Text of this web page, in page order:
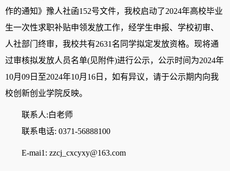
作的通知》豫人社函152号文件，我校启动了2024年高校毕业
生一次性求职补贴申领发放工作，经学生申报、学校初审、
人社部门终审，我校共有2631 名同学拟定发放资格。现将通
过审核拟发放人员名单(见附件)进行公示，公示时间为2024年
10月 09 日至2024年10月 16 日，如有异议，请于公示期内向我
校创新创业学院反映。
联系人:白老师
联系电话: 0371-56888100
E-mai1: zzcj_cxcyxy@163.com